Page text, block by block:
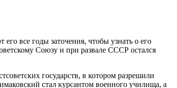
все годы заточения, чтобы узнать о его
Союзу и при развале СССР остался
государств, в котором разрешили
стал курсантом военного училища, а